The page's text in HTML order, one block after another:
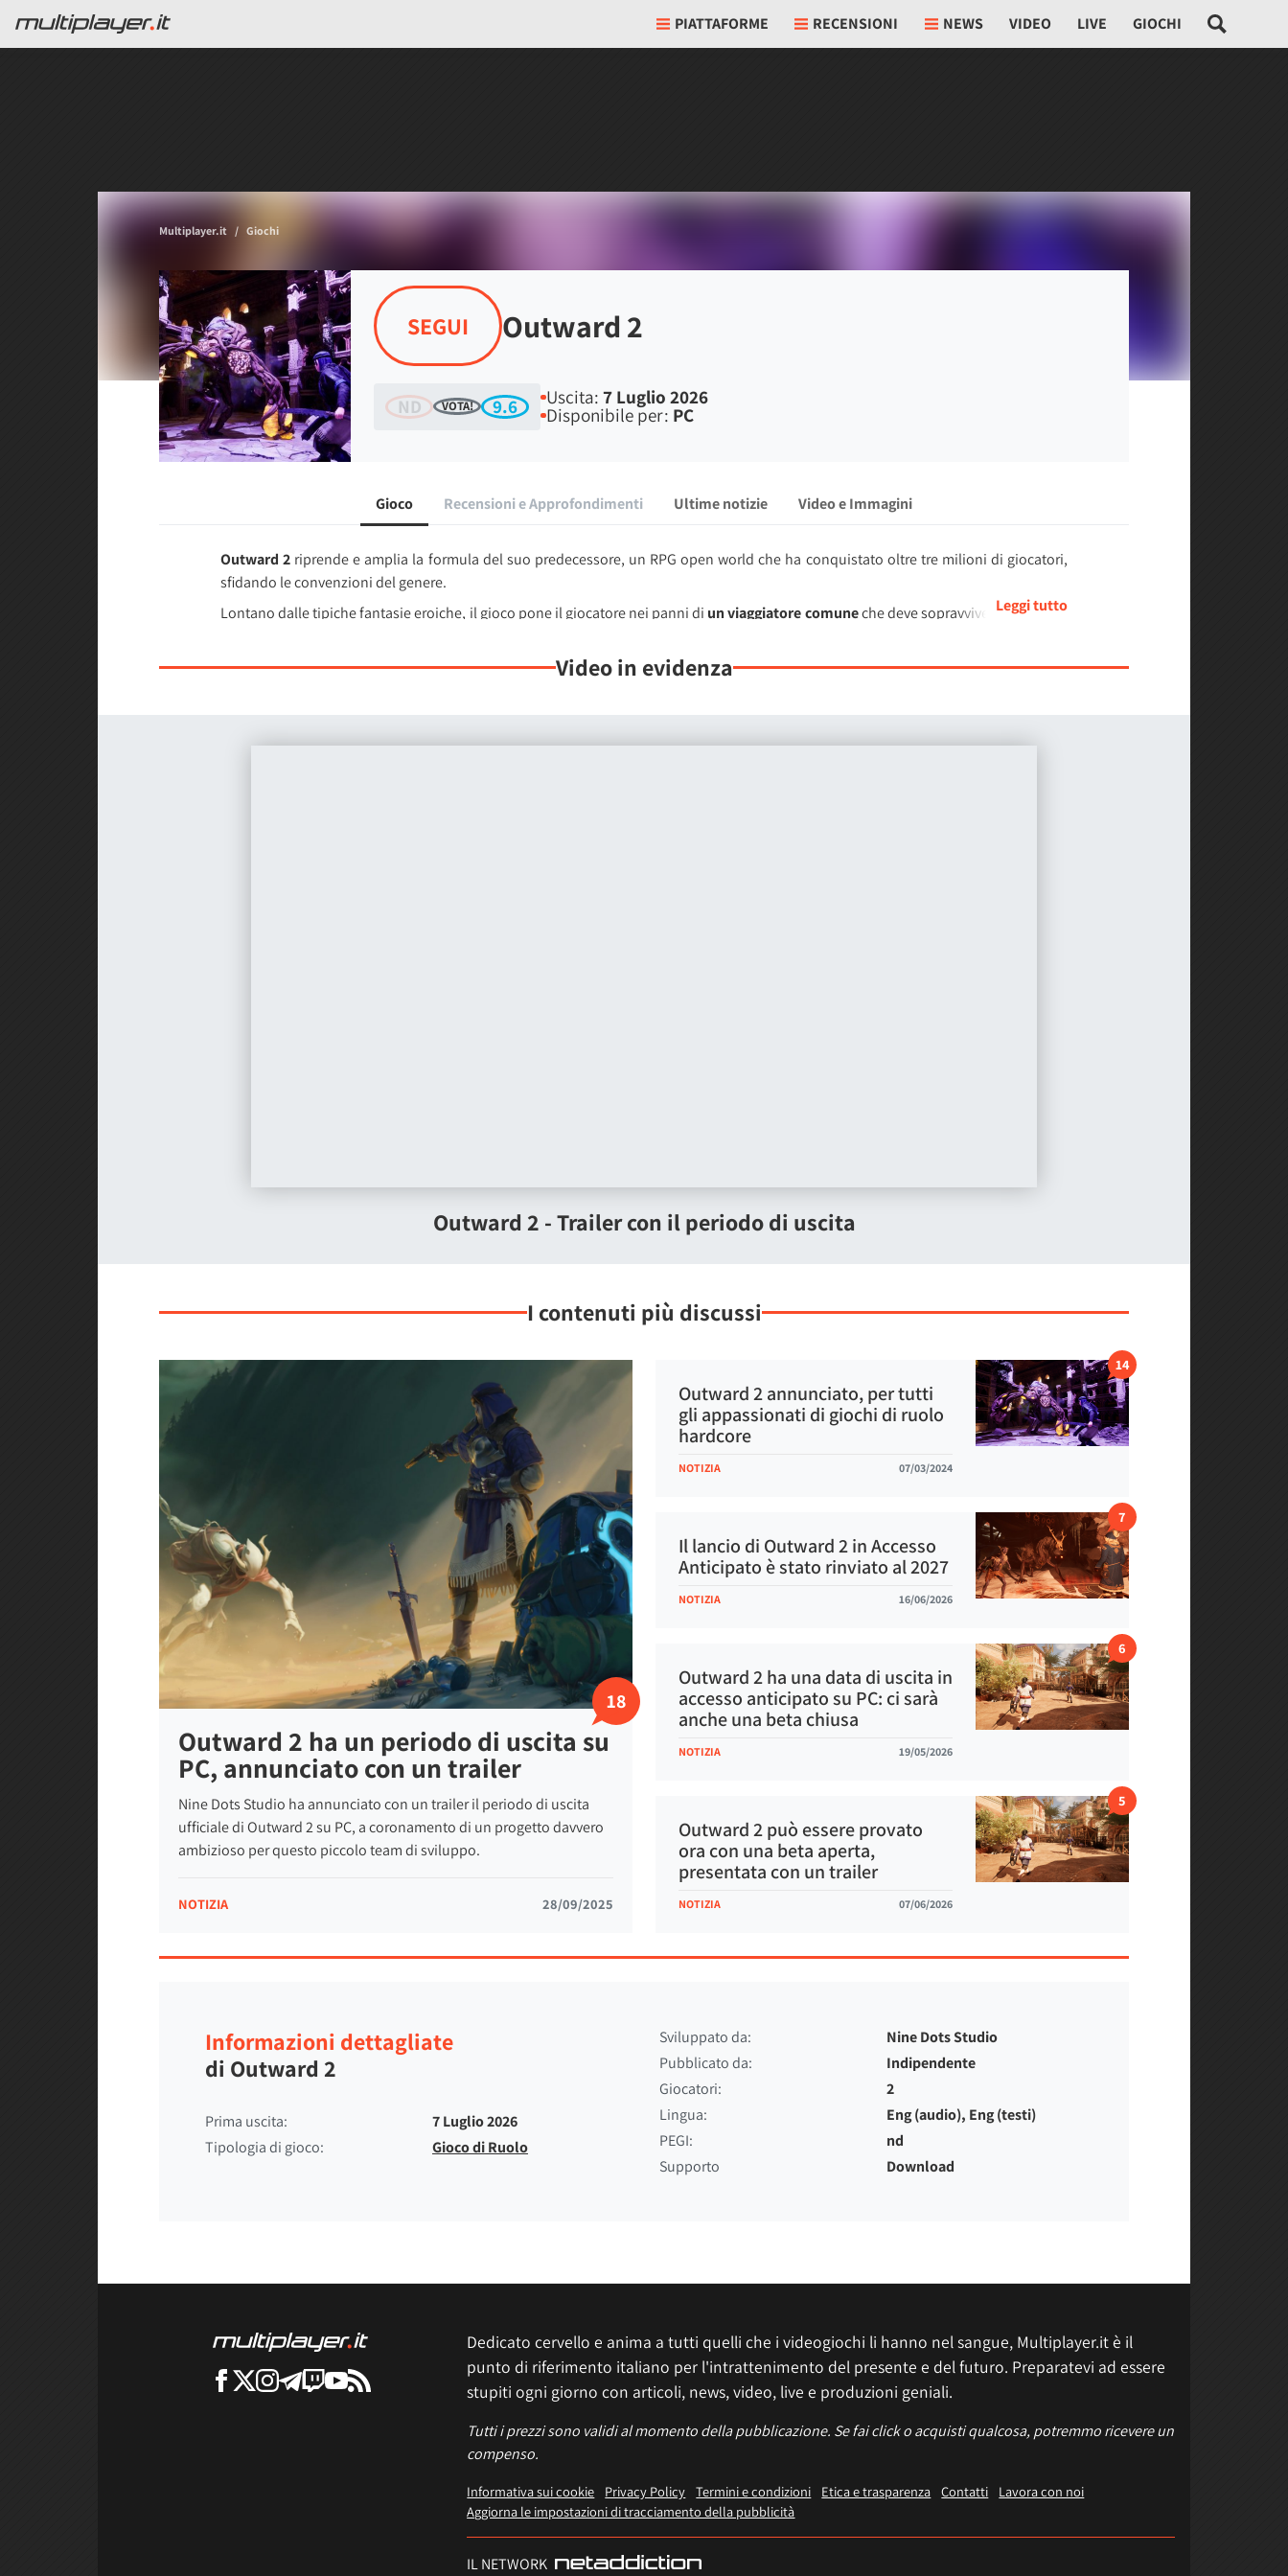
PIATTAFORME RECENSIONI NEWS VIDEO LIVE GIOCHI
Multiplayer.it Giochi
SEGUI Outward 2
ND VOTA! 9.6 Uscita:7 Luglio 2026
Disponibile per: PC
Gioco Recensioni e Approfondimenti Ultime notizie Video e Immagini
Outward 2 riprende e amplia la formula del suo predecessore, un RPG open world che ha conquistato oltre tre milioni di giocatori,
sfidando le convenzioni del genere.
Lontano dalle tipiche fantasie eroiche, il gioco pone il giocatore nei panni di un viaggiatore comuneche deve sopravvivere e crescere
Il mondo di Auraisi evolve dinamicamente, con un ciclo stagionale completo che modifica biomi, percorsi e comportamenti dei PNG.
Video in evidenza
Outward 2 - Trailer con il periodo di uscita
I contenuti più discussi
Outward 2 ha un periodo di uscita su
PC, annunciato con un trailer
Nine Dots Studio ha annunciato con un trailer il periodo di uscita
ufficiale di Outward 2 su PC, a coronamento di un progetto davvero
ambizioso per questo piccolo team di sviluppo.
NOTIZIA 28/09/2025
18
Outward 2 annunciato, per tutti
gli appassionati di giochi di ruolo
hardcore
NOTIZIA 07/03/2024
14
Il lancio di Outward 2 in Accesso
Anticipato è stato rinviato al 2027
NOTIZIA 16/06/2026
7
Outward 2 ha una data di uscita in
accesso anticipato su PC: ci sarà
anche una beta chiusa
NOTIZIA 19/05/2026
6
Outward 2 può essere provato
ora con una beta aperta,
presentata con un trailer
NOTIZIA 07/06/2026
5
Informazioni dettagliate
di Outward 2
Prima uscita:
7 Luglio 2026
Tipologia di gioco:
Gioco di Ruolo
Sviluppato da:
Nine Dots Studio
Pubblicato da:
Indipendente
Giocatori:
2
Lingua:
Eng (audio), Eng (testi)
PEGI:
nd
Supporto
Download
Dedicato cervello e anima a tutti quelli che i videogiochi li hanno nel sangue, Multiplayer.it è il
punto di riferimento italiano per l'intrattenimento del presente e del futuro. Preparatevi ad essere
stupiti ogni giorno con articoli, news, video, live e produzioni geniali.
Tutti i prezzi sono validi al momento della pubblicazione. Se fai click o acquisti qualcosa, potremmo ricevere un
compenso.
Informativa sui cookie Privacy Policy Termini e condizioni Etica e trasparenza Contatti
Lavora con noi
Aggiorna le impostazioni di tracciamento della pubblicità
IL NETWORK